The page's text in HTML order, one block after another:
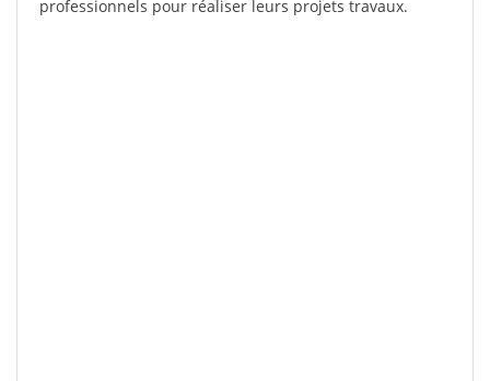
professionnels pour réaliser leurs projets travaux.